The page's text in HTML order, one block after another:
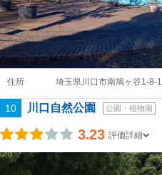
住所 埼玉県川口市南鳩ヶ谷1-8-1
10 川口自然公園 公園・植物園
3.23 評価詳細